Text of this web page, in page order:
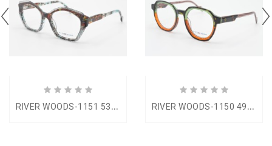
R
IVER WOODS-1151 53-18 R
IVER WOODS-1150 49-22